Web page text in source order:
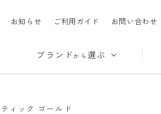
お知らせ ご利用ガイド お問い合わせ
ブランド から 選ぶ
ィック ゴールド